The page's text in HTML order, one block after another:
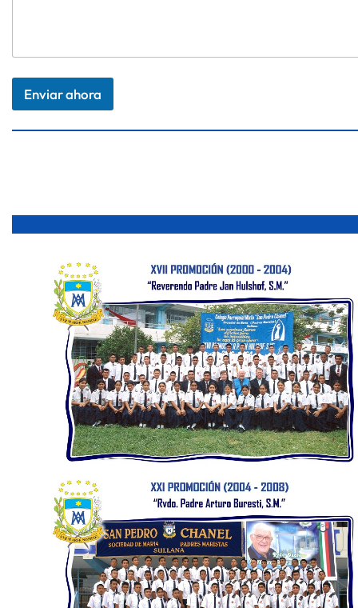
Enviar ahora